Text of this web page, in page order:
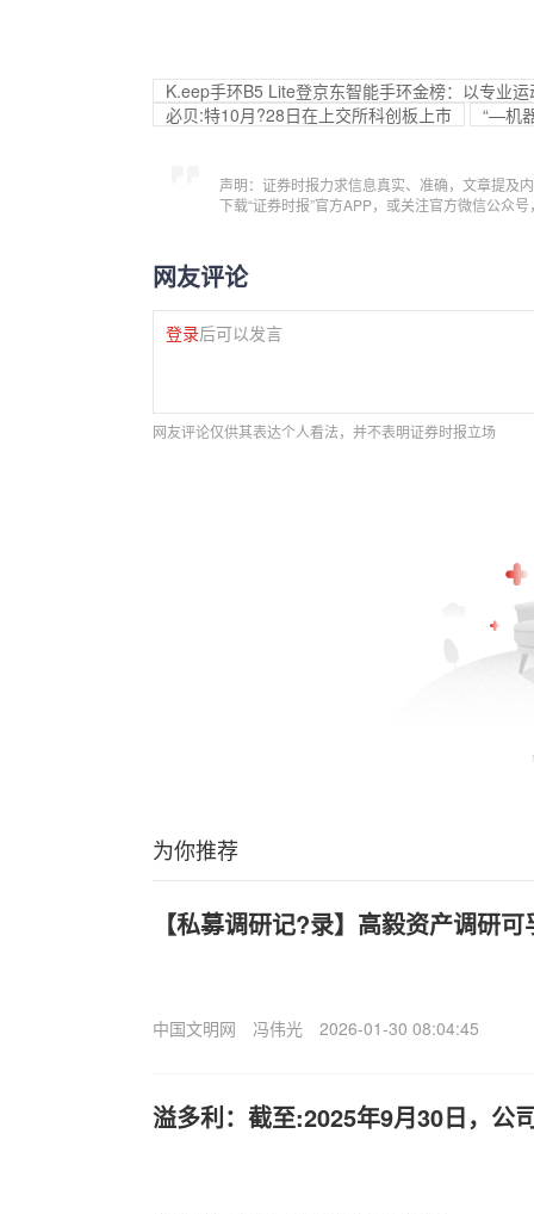
K.eep手环B5 Lite登京东智能手环金榜：以专业
必贝:特10月?28日在上交所科创板上市
“—机
声明：证券时报力求信息真实、准确，文章提及
下载“证券时报”官方APP，或关注官方微信公众
网友评论
登录后可以发言
网友评论仅供其表达个人看法，并不表明证券时报立场
为你推荐
【私募调研记?录】高毅资产调研
中国文明网 冯伟光 2026-01-30 08:04:45
溢多利：截至:2025年9月30日，公